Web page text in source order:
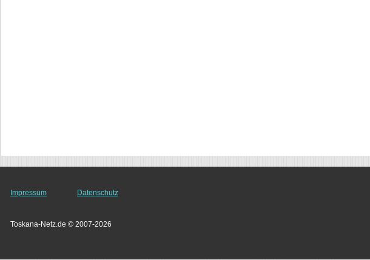
Impressum Datenschutz
Toskana-Netz.de © 2007-2026